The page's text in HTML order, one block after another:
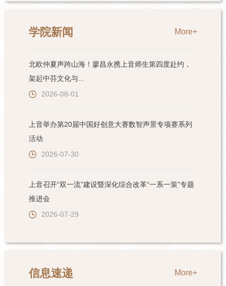
学院新闻 More+
北欧仲夏声跨山海！廖昌永携上音师生第四度赴约，
架起中芬文化与...
2026-08-01
上音举办第20届中国好创意大赛数智声景专项赛系列
活动
2026-07-30
上音召开“双一流”建设暨深化综合改革“一系一策”专题
推进会
2026-07-29
信息速递 More+